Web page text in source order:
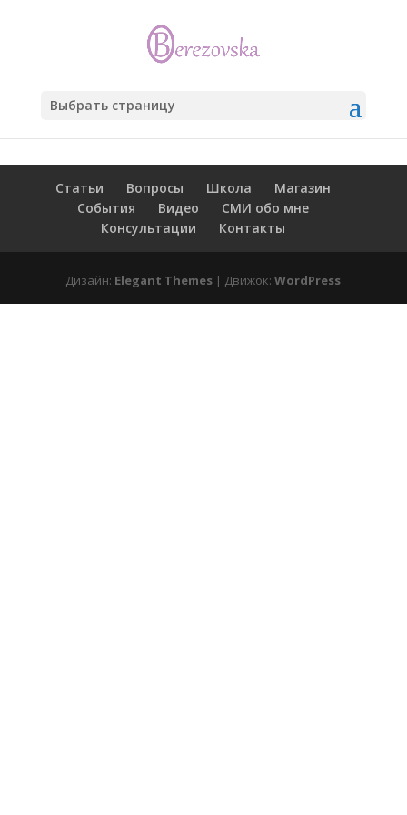
Выбрать страницу
Статьи Вопросы Школа
Магазин
События
Видео
СМИ обо мне
Консультации
Контакты
Дизайн: Elegant Themes | Движок:WordPress